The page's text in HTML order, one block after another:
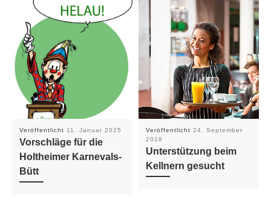
Veröffentlicht 11. Januar 2025
Vorschläge für die
Holtheimer Karnevals-
Bütt
Veröffentlicht 24. September
2018
Unterstützung beim
Kellnern gesucht